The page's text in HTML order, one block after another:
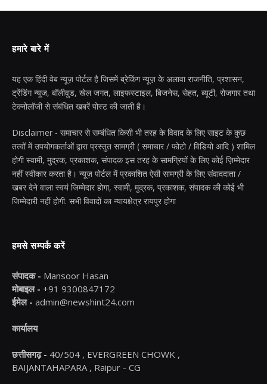
हमारे बारे में
यह एक हिंदी वेब न्यूज़ पोर्टल है जिसमें ब्रेकिंग न्यूज़ के अलावा राजनीति, प्रशासन,
ट्रेंडिंग न्यूज, बॉलीवुड, खेल जगत, लाइफस्टाइल, बिजनेस, सेहत, ब्यूटी, रोजगार तथा
टेक्नोलॉजी से संबंधित खबरें पोस्ट की जाती है।
Disclaimer - समाचार से सम्बंधित किसी भी तरह के विवाद के लिए साइट के कुछ
तत्वों में उपयोगकर्ताओं द्वारा प्रस्तुत सामग्री ( समाचार / फोटो / विडियो आदि ) शामिल
होगी स्वामी, मुद्रक, प्रकाशक, संपादक इस तरह के सामग्रियों के लिए कोई ज़िम्मेदार
नहीं स्वीकार करता है। न्यूज़ पोर्टल में प्रकाशित ऐसी सामग्री के लिए संवाददाता /
खबर देने वाला स्वयं जिम्मेदार होगा, स्वामी, मुद्रक, प्रकाशक, संपादक की कोई भी
जिम्मेदारी नहीं होगी. सभी विवादों का न्यायक्षेत्र रायपुर होगा
हमसे सम्पर्क करें
संपादक - Mansoor Hasan
मोबाइल - +91 9300847172
ईमेल - admin@newshint24.com
कार्यालय
छत्तीसगढ़ - 40/504 , EVERGREEN CHOWK ,
BAIJANTAHAPARA , Raipur - CG